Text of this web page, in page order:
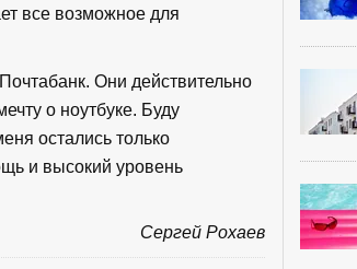
все возможное для
Они действительно
о ноутбуке. Буду
остались только
и высокий уровень
Сергей Рохаев